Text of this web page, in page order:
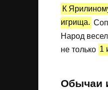
К
игрища.
Народ
не только 1
Обычаи